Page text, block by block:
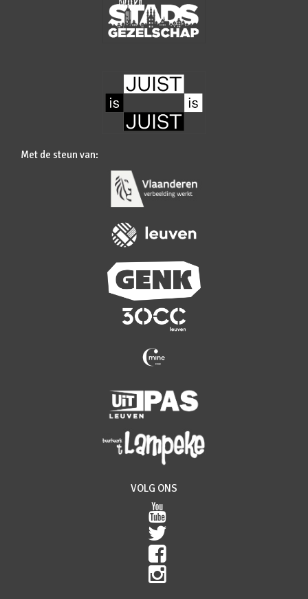
Met de steun van:
VOLG ONS